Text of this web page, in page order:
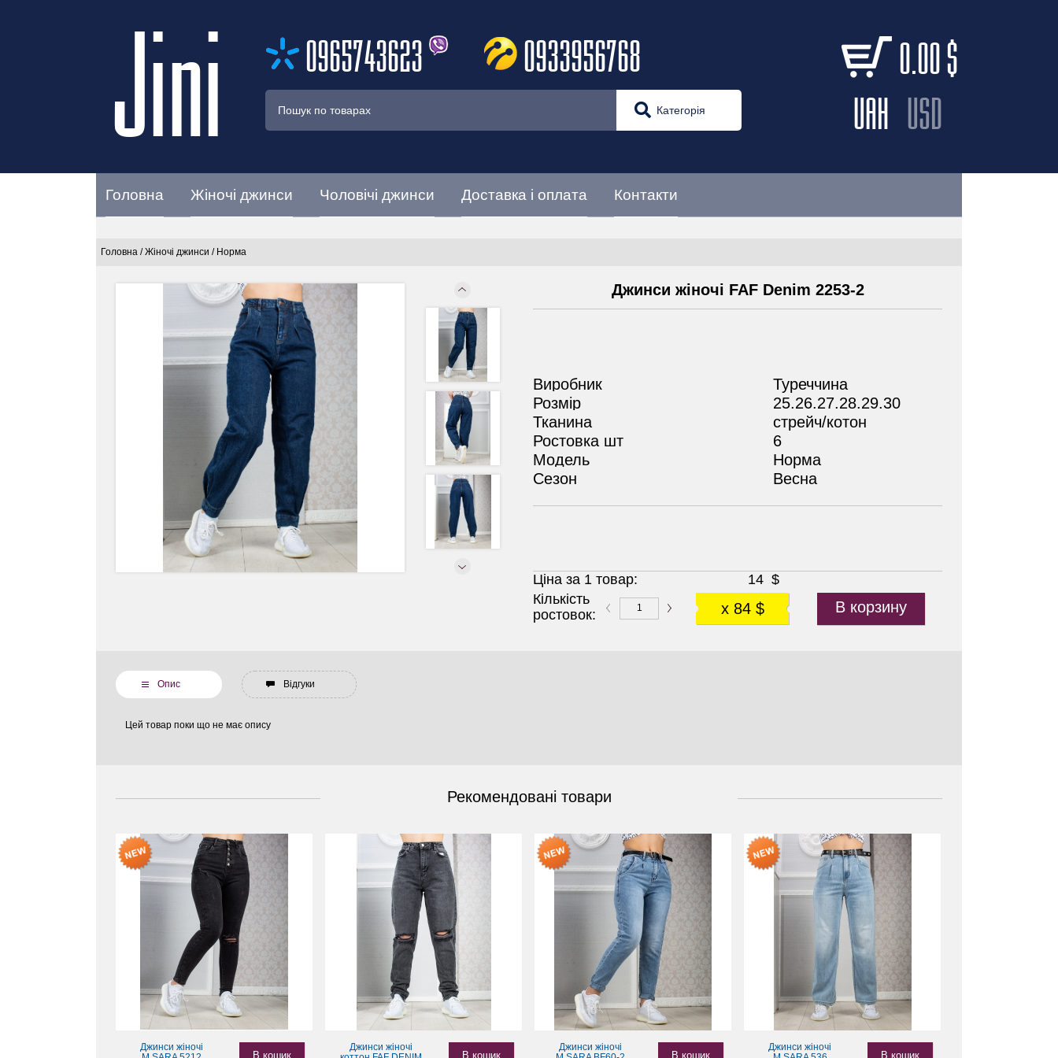
Jini 0965743623 0933956768 0.00$
UAH USD
Категорія
Головна Жіночі джинси Чоловічі джинси Доставка і оплата Контакти
Головна / Жіночі джинси / Норма
Джинси жіночі FAF Denim 2253-2
Виробник
Туреччина
Розмір
25.26.27.28.29.30
Тканина
стрейч/котон
Ростовка шт
6
Модель
Норма
Сезон
Весна
Кількість
ростовок:
x 84 $ В корзину
Ціна за 1 товар: 14 $
Опис Відгуки
Цей товар поки що не має опису
Рекомендовані товари
Джинси жіночі
В кошик
Джинси жіночі
В кошик
Джинси жіночі
В кошик
Джинси жіночі
В кошик